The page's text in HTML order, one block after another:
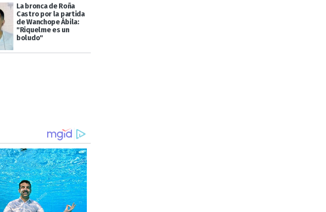
La bronca de Roña
Castro por la partida
de Wanchope Ábila:
"Riquelme es un
boludo"